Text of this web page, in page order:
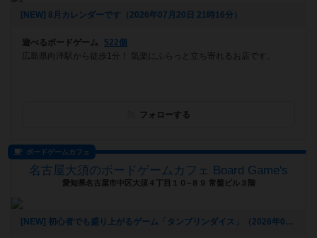
[NEW] 8月カレンダーです（2026年07月20日 21時16分）
遊べるボードゲーム
522個
広島県向洋駅から徒歩1分！ 気楽にふらっと立ち寄れるお店です。
フォローする
ボードゲームカフェ
名古屋大須のボードゲームカフェ Board Game's
愛知県名古屋市中区大須４丁目１０−８９ 常盤ビル３階
[NEW] 初心者でも盛り上がるゲーム「タンブリンダイス」（2026年07月17日 14時05分）